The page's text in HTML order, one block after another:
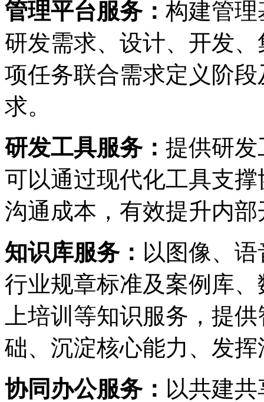
管理平台服务： 构建管理
研发需求、设计、开发
项任务联合需求定义阶
求。
研发工具服务： 提供研发
可以通过现代化工具支撑协
沟通成本，有效提升内
知识库服务： 以图像、
行业规章标准及案例库
上培训等知识服务，提
础、沉淀核心能力、
协同办公服务： 以共建共